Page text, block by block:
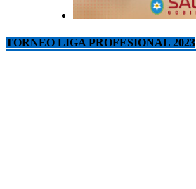
TORNEO LIGA PROFESIONAL 2023